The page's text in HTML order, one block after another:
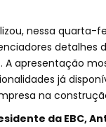
nessa quarta-
detalhes
A apresentação
já
na
da EBC,